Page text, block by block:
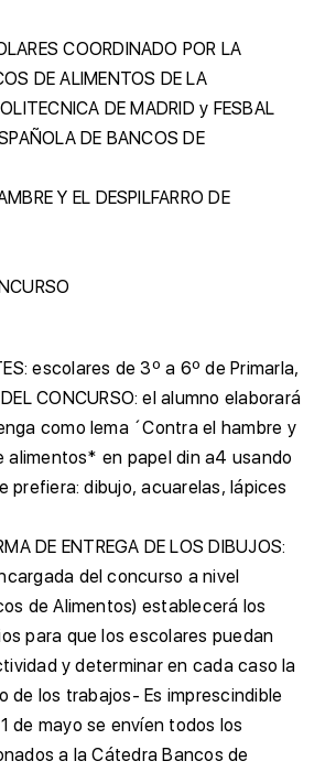
COORDINADO POR LA
DE ALIMENTOS DE LA
DE MADRID y FESBAL
DE BANCOS DE
Y EL DESPILFARRO DE
escolares de 3º a 6º de Primarla,
CONCURSO: el alumno elaborará
como lema ´Contra el hambre y
alimentos* en papel din a4 usando
prefiera: dibujo, acuarelas, lápices
DE ENTREGA DE LOS DIBUJOS:
del concurso a nivel
de Alimentos) establecerá los
para que los escolares puedan
y determinar en cada caso la
de los trabajos- Es imprescindible
de mayo se envíen todos los
a la Cátedra Bancos de